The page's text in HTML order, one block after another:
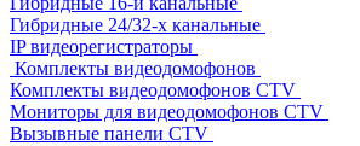
Гибридные 24/32-х канальные
IP видеорегистраторы
Комплекты видеодомофонов
Комплекты видеодомофонов CTV
Мониторы для видеодомофонов CTV
Вызывные панели CTV